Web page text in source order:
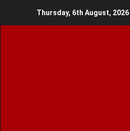
Thursday, 6th August, 2026